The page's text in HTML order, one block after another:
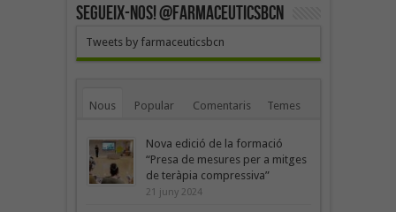
SEGUEIX-NOS! @farmaceuticsbcn
Tweets by farmaceuticsbcn
Nous Popular Comentaris Temes
Nova edició de la formació
“Presa de mesures per a mitges
de teràpia compressiva”
21 juny 2024